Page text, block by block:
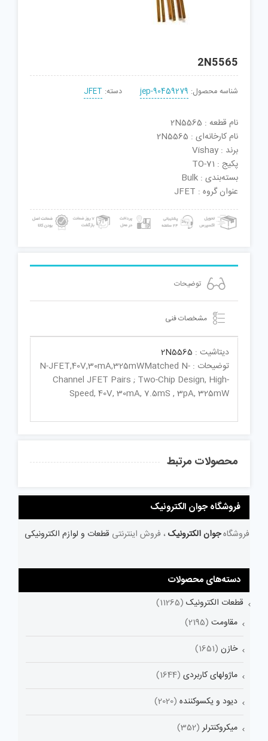
2N5565
شناسه محصول: jep-90459279 دسته: JFET
نام قطعه : 2N5565
نام کارخانه‌ای : 2N5565
برند : Vishay
پکیج : TO-71
بسته‌بندی : Bulk
عنوان گروه : JFET
توضیحات
مشخصات فنی
دیتاشیت : 2N5565
توضیحات : N-JFET,40V,30mA,325mWMatched N-
Channel JFET Pairs ; Two-Chip Design, High-
Speed, 40V, 30mA, 7.5mS , 3pA, 325mW
محصولات مرتبط
فروشگاه جوان الکترونیک
فروشگاهجوان الکترونیک ، فروش اینترنتی قطعات و لوازم الکترونیکی
دسته‌های محصولات
قطعات الکترونیک (11265)
مقاومت (2195)
خازن (1651)
ماژولهای کاربردی (1644)
دیود و یکسوکننده (2020)
میکروکنترلر (352)